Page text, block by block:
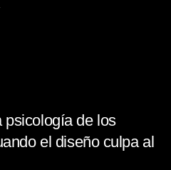
psicología de los
el diseño culpa al